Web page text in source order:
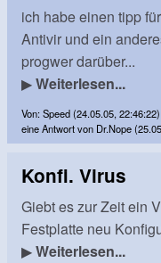
ich habe einen tipp
Antivir und ein
progwer darüber...
▶Weiterlesen...
Von: Speed (24.05.05,
eine Antwort von Dr.Nope
Konfi. Virus
Giebt es zur Zeit ein
Festplatte neu
▶Weiterlesen...